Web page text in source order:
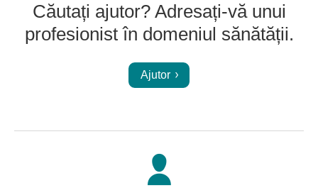
Căutați ajutor? Adresați-vă unui
profesionist în domeniul sănătății.
Ajutor